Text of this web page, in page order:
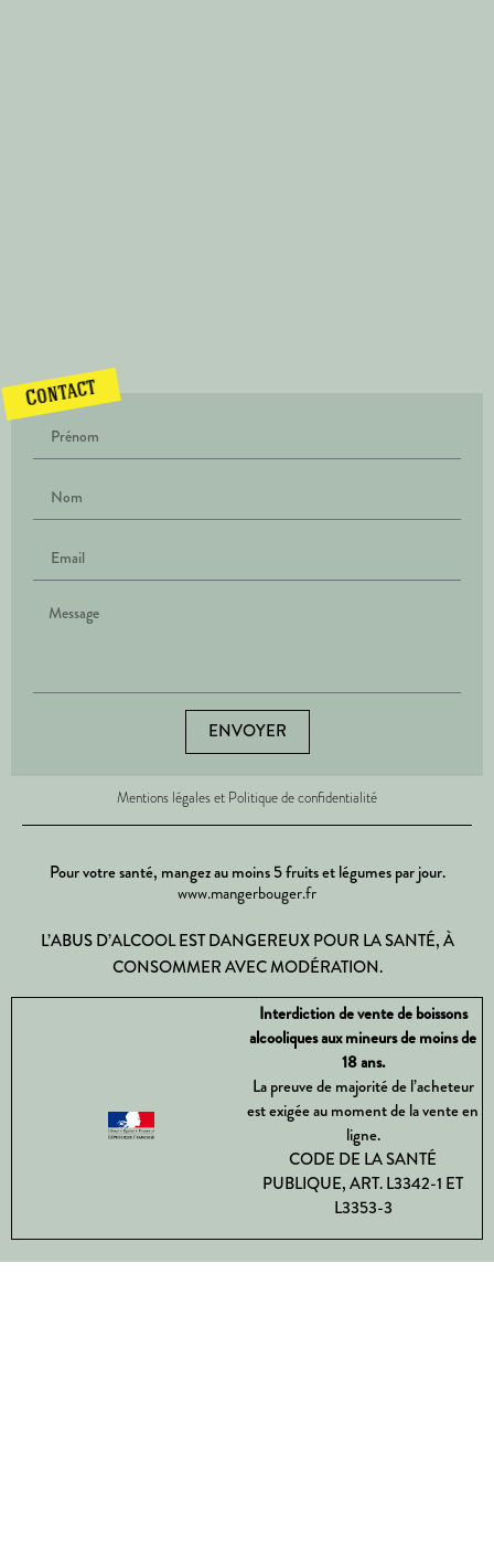
Contact
ENVOYER
Mentions légales et Politique de confidentialité
Pour votre santé, mangez au moins 5 fruits et légumes par jour.
www.mangerbouger.fr
L’ABUS D’ALCOOL EST DANGEREUX POUR LA SANTÉ, À
CONSOMMER AVEC MODÉRATION.
Interdiction de vente de boissons
alcooliques aux mineurs de moins de
18 ans.
La preuve de majorité de l’acheteur
est exigée au moment de la vente en
ligne.
CODE DE LA SANTÉ
PUBLIQUE, ART. L3342-1 ET
L3353-3